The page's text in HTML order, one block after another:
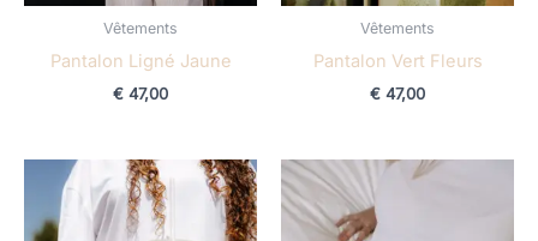
Vêtements
Pantalon Ligné Jaune
€ 47,00
Vêtements
Pantalon Vert Fleurs
€ 47,00